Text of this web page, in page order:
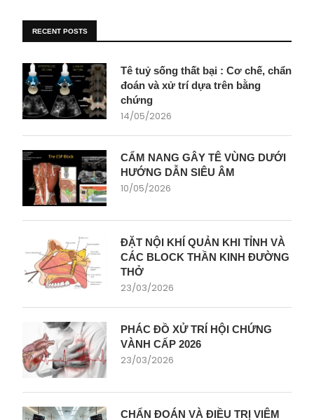
RECENT POSTS
Tê tuỷ sống thất bại : Cơ chế, chẩn
đoán và xử trí dựa trên bằng
chứng
14/05/2026
CẨM NANG GÂY TÊ VÙNG DƯỚI
HƯỚNG DẪN SIÊU ÂM
10/05/2026
ĐẶT NỘI KHÍ QUẢN KHI TỈNH VÀ
CÁC BLOCK THẦN KINH ĐƯỜNG
THỞ
23/03/2026
PHÁC ĐỒ XỬ TRÍ HỘI CHỨNG
VÀNH CẤP 2026
23/03/2026
CHẨN ĐOÁN VÀ ĐIỀU TRỊ VIÊM